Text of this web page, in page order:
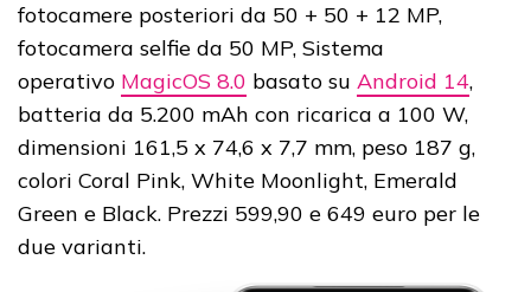
fotocamere posteriori da 50 + 50 + 12 MP,
fotocamera selfie da 50 MP, Sistema
operativo MagicOS 8.0 basato su Android 14,
batteria da 5.200 mAh con ricarica a 100 W,
dimensioni 161,5 x 74,6 x 7,7 mm, peso 187 g,
colori Coral Pink, White Moonlight, Emerald
Green e Black. Prezzi 599,90 e 649 euro per le
due varianti.